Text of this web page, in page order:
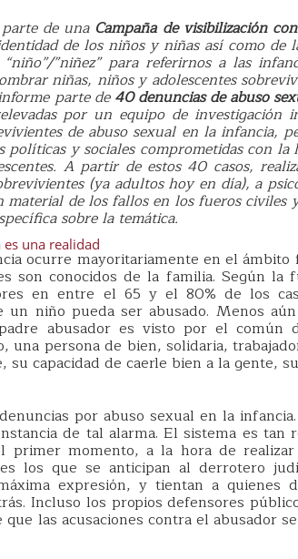
de una Campaña de visibilización
de los niños y niñas así como de
”niñez” para referirnos a las
niñas, niños y adolescentes
parte de40 denuncias de abuso
por un equipo de investigación
de abuso sexual en la infancia,
políticas y sociales comprometidas con
A partir de estos 40 casos,
(ya adultos hoy en día), a
material de los fallos en los fueros civiles
sobre la temática.
es una realidad
ocurre mayoritariamente en el ámbito
son conocidos de la familia. Según la
en entre el 65 y el 80% de los
un niño pueda ser abusado. Menos
abusador es visto por el común
una persona de bien, solidaria,
capacidad de caerle bien a la gente,
por abuso sexual en la
de tal alarma. El sistema es tan
primer momento, a la hora de
los que se anticipan al derrotero
expresión, y tientan a quienes
Incluso los propios defensores
las acusaciones contra el abusador